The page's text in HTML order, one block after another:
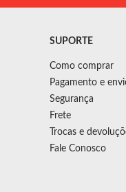
SUPORTE
Como comprar
Pagamento e
Segurança
Frete
Trocas e
Fale Conosco